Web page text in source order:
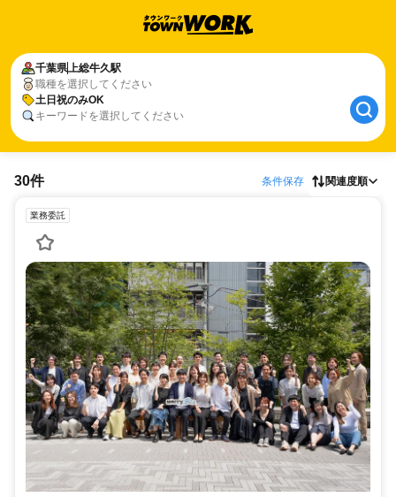
千葉県上総牛久駅
職種を選択してください
土日祝のみOK
キーワードを選択してください
30件 条件保存 関連度順
業務委託